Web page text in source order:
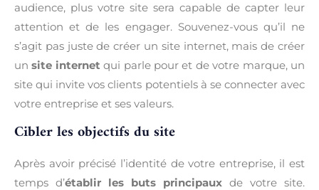
audience, plus votre site sera capable de capter leur
attention et de les engager. Souvenez-vous qu’il ne
s’agit pas juste de créer un site internet, mais de créer
unsite internet qui parle pour et de votre marque, un
site qui invite vos clients potentiels à se connecter avec
votre entreprise et ses valeurs.
Cibler les objectifs du site
Après avoir précisé l’identité de votre entreprise, il est
temps d’établir les buts principaux de votre site.